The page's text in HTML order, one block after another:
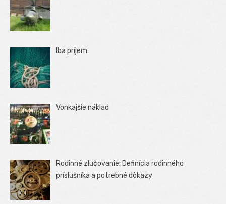
Iba príjem
Vonkajšie náklad
Rodinné zlučovanie: Definícia rodinného
príslušníka a potrebné dôkazy